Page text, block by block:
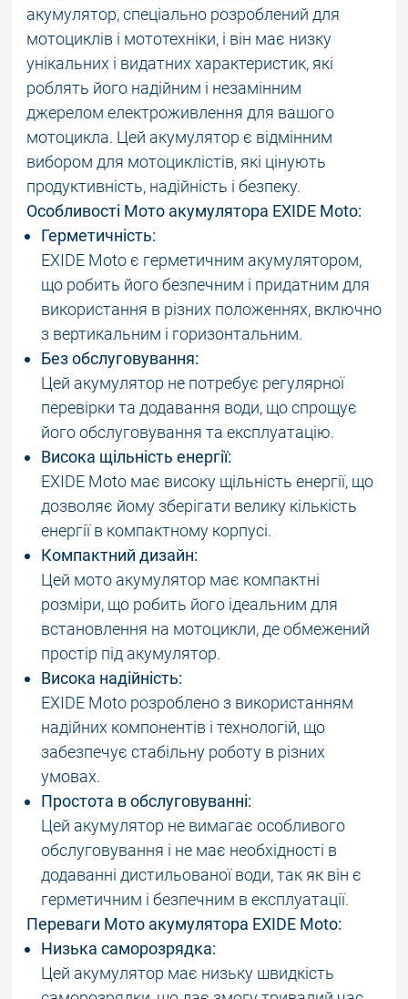
акумулятор, спеціально розроблений для
мотоциклів і мототехніки, і він має низку
унікальних і видатних характеристик, які
роблять його надійним і незамінним
джерелом електроживлення для вашого
мотоцикла. Цей акумулятор є відмінним
вибором для мотоциклістів, які цінують
продуктивність, надійність і безпеку.
Особливості Мото акумулятора EXIDE Moto:
Герметичність:
EXIDE Moto є герметичним акумулятором,
що робить його безпечним і придатним для
використання в різних положеннях, включно
з вертикальним і горизонтальним.
Без обслуговування:
Цей акумулятор не потребує регулярної
перевірки та додавання води, що спрощує
його обслуговування та експлуатацію.
Висока щільність енергії:
EXIDE Moto має високу щільність енергії, що
дозволяє йому зберігати велику кількість
енергії в компактному корпусі.
Компактний дизайн:
Цей мото акумулятор має компактні
розміри, що робить його ідеальним для
встановлення на мотоцикли, де обмежений
простір під акумулятор.
Висока надійність:
EXIDE Moto розроблено з використанням
надійних компонентів і технологій, що
забезпечує стабільну роботу в різних
умовах.
Простота в обслуговуванні:
Цей акумулятор не вимагає особливого
обслуговування і не має необхідності в
додаванні дистильованої води, так як він є
герметичним і безпечним в експлуатації.
Переваги Мото акумулятора EXIDE Moto:
Низька саморозрядка:
Цей акумулятор має низьку швидкість